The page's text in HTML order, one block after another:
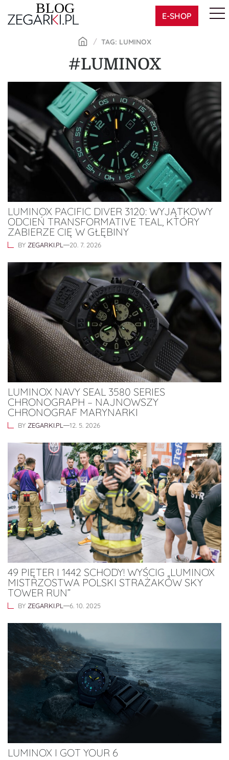
E-SHOP
TAG: LUMINOX
#LUMINOX
LUMINOX PACIFIC DIVER 3120: WYJĄTKOWY
ODCIEŃ TRANSFORMATIVE TEAL, KTÓRY
ZABIERZE CIĘ W GŁĘBINY
BY ZEGARKI.PL 20. 7. 2026
LUMINOX NAVY SEAL 3580 SERIES
CHRONOGRAPH – NAJNOWSZY
CHRONOGRAF MARYNARKI
BY ZEGARKI.PL 12. 5. 2026
49 PIĘTER I 1442 SCHODY! WYŚCIG „LUMINOX
MISTRZOSTWA POLSKI STRAŻAKÓW SKY
TOWER RUN”
BY ZEGARKI.PL 6. 10. 2025
LUMINOX I GOT YOUR 6